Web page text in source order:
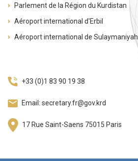
Parlement de la Région du Kurdistan
Aéroport international d'Erbil
Aéroport international de Sulaymaniyah
+33 (0)1 83 90 19 38
Email: secretary.fr@gov.krd
17 Rue Saint-Saens 75015 Paris